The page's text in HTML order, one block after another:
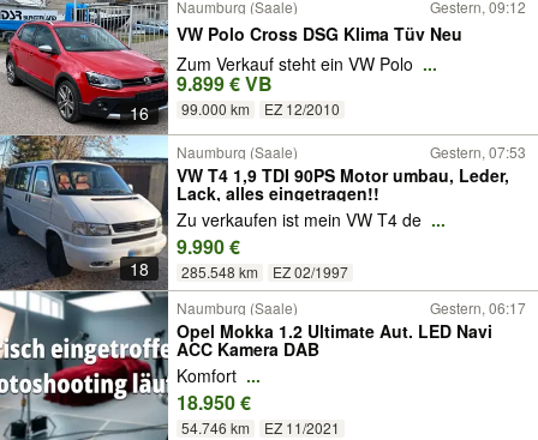
16
Naumburg (Saale) Gestern, 09:12
VW Polo Cross DSG Klima Tüv Neu
Zum Verkauf steht ein VW Polo ...
9.899 € VB
99.000 km EZ 12/2010
18
Naumburg (Saale) Gestern, 07:53
VW T4 1,9 TDI 90PS Motor umbau, Leder,
Lack, alles eingetragen!!
Zu verkaufen ist mein VW T4 de ...
9.990 €
285.548 km
EZ 02/1997
Naumburg (Saale)
Gestern, 06:17
Opel Mokka 1.2 Ultimate Aut. LED Navi
ACC Kamera DAB
Komfort ...
18.950 €
54.746 km EZ 11/2021